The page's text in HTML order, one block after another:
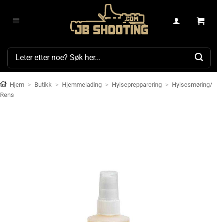
Søk
Hjem > Butikk > Hjemmelading > Hylseprepparering > Hylsesmøring/
Rens